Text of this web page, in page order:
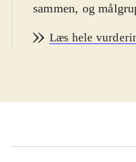
sammen, og
PEGI: 12+ med
over 4000 nye
on-line. Selvom
Læs hele